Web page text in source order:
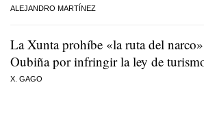
ALEJANDRO MARTÍNEZ
La Xunta prohíbe «la ruta del
Oubiña por infringir la ley de
X. GAGO